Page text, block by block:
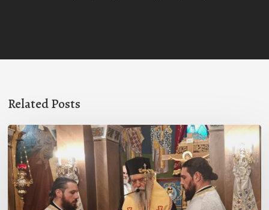
Related Posts
Ιερά
Παράκληση
στον
Ι.Ν.